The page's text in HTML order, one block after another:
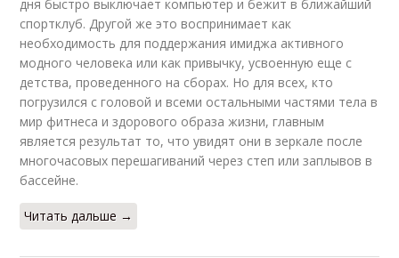
дня быстро выключает компьютер и бежит в ближайший
спортклуб. Другой же это воспринимает как
необходимость для поддержания имиджа активного
модного человека или как привычку, усвоенную еще с
детства, проведенного на сборах. Но для всех, кто
погрузился с головой и всеми остальными частями тела в
мир фитнеса и здорового образа жизни, главным
является результат то, что увидят они в зеркале после
многочасовых перешагиваний через степ или заплывов в
бассейне.
Читать дальше →